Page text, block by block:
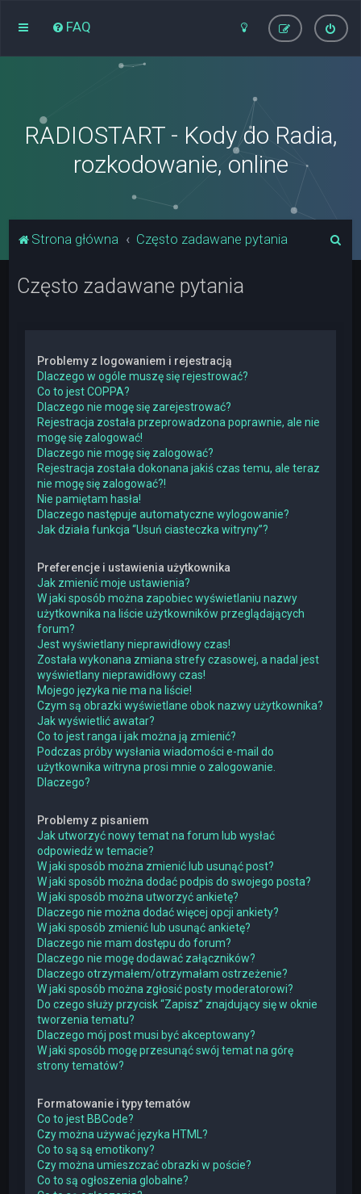
FAQ
RADIOSTART - Kody do Radia,
rozkodowanie, online
Strona główna Często zadawane pytania
Często zadawane pytania
Problemy z logowaniem i rejestracją
Dlaczego w ogóle muszę się rejestrować?
Co to jest COPPA?
Dlaczego nie mogę się zarejestrować?
Rejestracja została przeprowadzona poprawnie, ale nie
mogę się zalogować!
Dlaczego nie mogę się zalogować?
Rejestracja została dokonana jakiś czas temu, ale teraz
nie mogę się zalogować?!
Nie pamiętam hasła!
Dlaczego następuje automatyczne wylogowanie?
Jak działa funkcja “Usuń ciasteczka witryny”?
Preferencje i ustawienia użytkownika
Jak zmienić moje ustawienia?
W jaki sposób można zapobiec wyświetlaniu nazwy
użytkownika na liście użytkowników przeglądających
forum?
Jest wyświetlany nieprawidłowy czas!
Została wykonana zmiana strefy czasowej, a nadal jest
wyświetlany nieprawidłowy czas!
Mojego języka nie ma na liście!
Czym są obrazki wyświetlane obok nazwy użytkownika?
Jak wyświetlić awatar?
Co to jest ranga i jak można ją zmienić?
Podczas próby wysłania wiadomości e-mail do
użytkownika witryna prosi mnie o zalogowanie.
Dlaczego?
Problemy z pisaniem
Jak utworzyć nowy temat na forum lub wysłać
odpowiedź w temacie?
W jaki sposób można zmienić lub usunąć post?
W jaki sposób można dodać podpis do swojego posta?
W jaki sposób można utworzyć ankietę?
Dlaczego nie można dodać więcej opcji ankiety?
W jaki sposób zmienić lub usunąć ankietę?
Dlaczego nie mam dostępu do forum?
Dlaczego nie mogę dodawać załączników?
Dlaczego otrzymałem/otrzymałam ostrzeżenie?
W jaki sposób można zgłosić posty moderatorowi?
Do czego służy przycisk “Zapisz” znajdujący się w oknie
tworzenia tematu?
Dlaczego mój post musi być akceptowany?
W jaki sposób mogę przesunąć swój temat na górę
strony tematów?
Formatowanie i typy tematów
Co to jest BBCode?
Czy można używać języka HTML?
Co to są są emotikony?
Czy można umieszczać obrazki w poście?
Co to są ogłoszenia globalne?